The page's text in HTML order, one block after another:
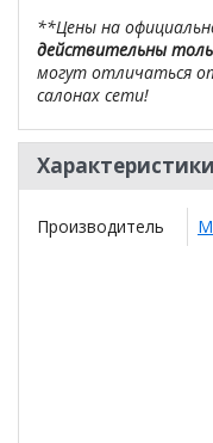
**Цены на
действительны
могут отличаться
салонах сети!
Производитель